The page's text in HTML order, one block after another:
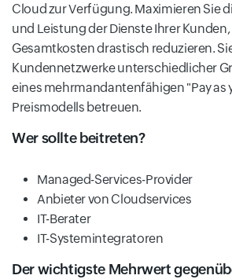
Cloud zur Verfügung. Maximieren Sie
und Leistung der Dienste Ihrer
Gesamtkosten drastisch reduzieren.
Kundennetzwerke unterschiedlicher
eines mehrmandantenfähigen "Pay as
Preismodells betreuen.
Wer sollte beitreten?
Managed-Services-Provider
Anbieter von Cloudservices
IT-Berater
IT-Systemintegratoren
Der wichtigste Mehrwert